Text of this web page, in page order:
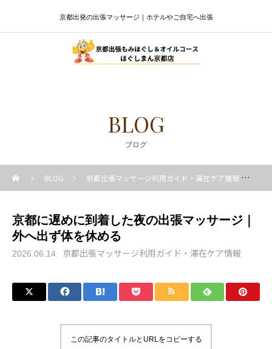
京都出発の出張マッサージ｜ホテルやご自宅へ出張
BLOG
ブログ
BLOG 京都出張マッサージ利用ガイド・滞在ケア情報
京都に遅めに到着した夜の出張マッサージ｜
外へ出ず体を休める
2026.06.14 京都出張マッサージ利用ガイド・滞在ケア情報
この記事のタイトルとURLをコピーする